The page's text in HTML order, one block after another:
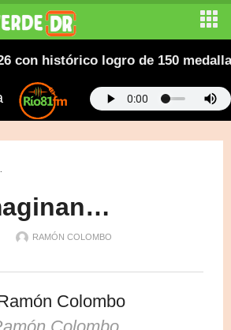
histórico logro de 150
RAMÓN COLOMBO